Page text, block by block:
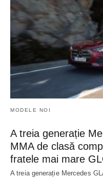
MODELE NOI
A treia generație
MMA de clasă
fratele mai mare
A treia generație Mercedes